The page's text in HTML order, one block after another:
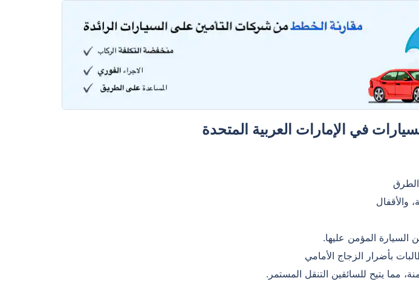
في الإمارات العربية المتحدة
والأقفال
السيارة المؤمن عليها.
بأضرار الزجاج الأمامي
مما يتيح للسائقين التنقل المستمر.